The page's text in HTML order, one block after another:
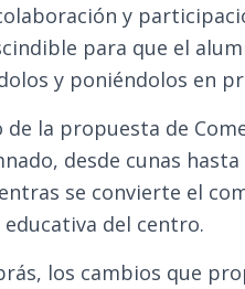
y
para que el
y poniéndolos en
la propuesta de
desde cunas
se convierte el
del centro.
los cambios que